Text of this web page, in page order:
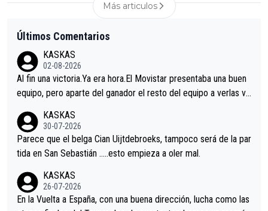
Más articulos
Últimos Comentarios
KASKAS
02-08-2026
Al fin una victoria.Ya era hora.El Movistar presentaba una buen
equipo, pero aparte del ganador el resto del equipo a verlas ve
s.La única buena noticia es la mejoría de Enric Más en San Seb
astian.Si en la Vuelta a Burgos sigue la mejoría, podríamos ten
er alguna sorpresa en la Vuelta.Ojalá.
KASKAS
30-07-2026
Parece que el belga Cian Uijtdebroeks, tampoco será de la par
tida en San Sebastián …..esto empieza a oler mal.
KASKAS
26-07-2026
En la Vuelta a España, con una buena dirección, lucha como las